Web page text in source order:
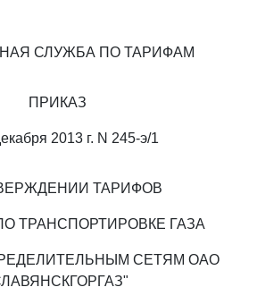
СЛУЖБА ПО ТАРИФАМ
ПРИКАЗ
2013 г. N 245-э/1
ТАРИФОВ
ТРАНСПОРТИРОВКЕ ГАЗА
СЕТЯМ ОАО